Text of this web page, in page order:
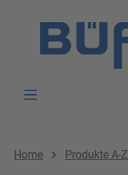
Home Produkte A-Z